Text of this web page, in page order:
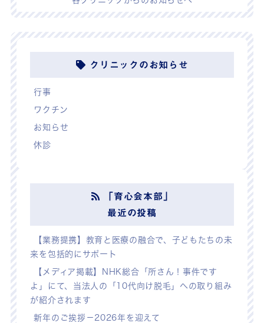
クリニックのお知らせ
行事
ワクチン
お知らせ
休診
「育心会本部」
最近の投稿
【業務提携】教育と医療の融合で、子どもたちの未
来を包括的にサポート
【メディア掲載】NHK総合「所さん！事件です
よ」にて、当法人の「10代向け脱毛」への取り組み
が紹介されます
新年のご挨拶－2026年を迎えて